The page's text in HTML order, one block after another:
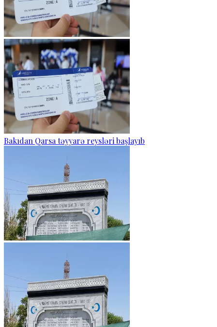
Bakıdan Qarsa təyyarə reysləri başlayıb